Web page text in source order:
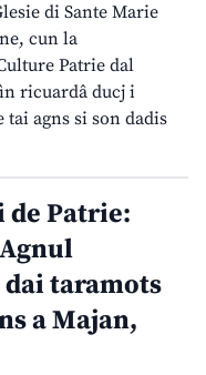
di Sante Marie
cun la
Patrie dal
ricuardâ ducj i
tai agns si son dadis
Patrie:
taramots
a Majan,